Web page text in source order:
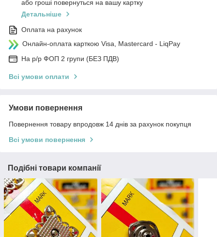
або гроші повернуться на вашу картку
Детальніше
Оплата на рахунок
Онлайн-оплата карткою Visa, Mastercard - LiqPay
На р/р ФОП 2 групи (БЕЗ ПДВ)
Всі умови оплати
Умови повернення
Повернення товару впродовж 14 днів за рахунок покупця
Всі умови повернення
Подібні товари компанії